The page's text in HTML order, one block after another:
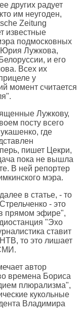
других радует
им неугоден,
Zeitung
известные
подмосковных
Юрия Лужкова,
и его
Всех их
у
момент считается
Лужкову,
посту всего
где
пишет Цекри,
пока не вышла
В ней репортер
мэра.
в статье, - то
- это
прямом эфире",
"Эхо
ставит
то это лишает
автор
времена Бориса
плюрализма",
кукольные
Владимира